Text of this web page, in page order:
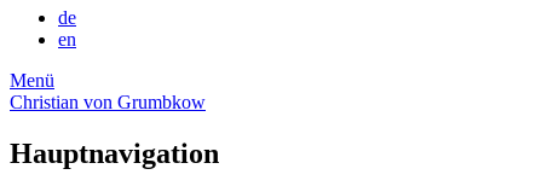
de
en
Menü
Christian von Grumbkow
Hauptnavigation